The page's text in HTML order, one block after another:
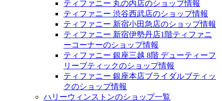
ティファニー 丸の内店のショップ情報
ティファニー 渋谷西武店のショップ情報
ティファニー 新宿小田急店のショップ情報
ティファニー 新宿伊勢丹店1階ティファニ
ーコーナーのショップ情報
ティファニー 銀座三越 8階 デューティーフ
リーブティックのショップ情報
ティファニー 銀座本店ブライダルブティッ
クのショップ情報
ハリーウィンストンのショップ一覧